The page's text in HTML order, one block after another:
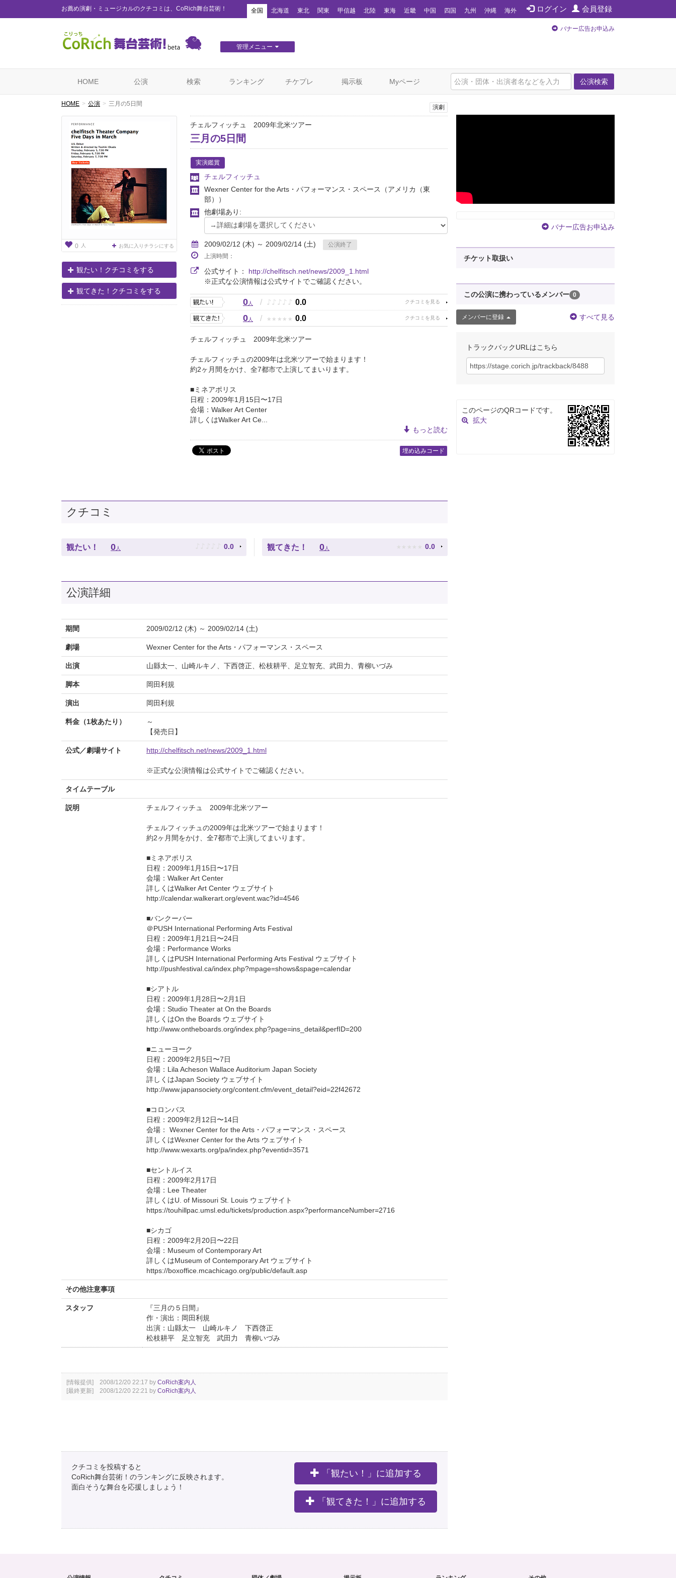
お薦め演劇・ミュージカルのクチコミは、CoRich舞台芸術！ ログイン 会員登録
全国 北海道 東北 関東 甲信越 北陸 東海 近畿 中国 四国 九州 沖縄 海外
管理メニュー
バナー広告お申込み
公演検索
HOME 公演 検索 ランキング チケプレ 掲示板 Myページ
HOME 公演 三月の5日間
0 人 お気に入りチラシにする
観たい！クチコミをする
観てきた！クチコミをする
演劇
チェルフィッチュ 2009年北米ツアー
三月の5日間
実演鑑賞
チェルフィッチュ
Wexner Center for the Arts・パフォーマンス・スペース
（アメリカ（東
部））
他劇場あり:
2009/02/12 (木) ～ 2009/02/14 (土)
公演終了
上演時間：
公式サイト： http://chelfitsch.net/news/2009_1.html
※正式な公演情報は公式サイトでご確認ください。
0人 / ♪ ♪ ♪ ♪ ♪ 0.0
0人 / ★ ★ ★ ★ ★ 0.0
チェルフィッチュ 2009年北米ツアー
チェルフィッチュの2009年は北米ツアーで始まります！
約2ヶ月間をかけ、全7都市で上演してまいります。
■ミネアポリス
日程：2009年1月15日〜17日
会場：Walker Art Center
詳しくはWalker Art Ce...
もっと読む
埋め込みコード
クチコミ
観たい！ 0 人 ♪ ♪ ♪ ♪ ♪ 0.0 観てきた！ 0 人 ★ ★ ★ ★ ★ 0.0
公演詳細
期間 2009/02/12 (木) ～ 2009/02/14 (土)
劇場 Wexner Center for the Arts・パフォーマンス・スペース
出演 山縣太一、山崎ルキノ、下西啓正、松枝耕平、足立智充、武田力、青柳いづみ
脚本 岡田利規
演出 岡田利規
料金（1枚あたり）
～
【発売日】
公式／劇場サイト http://chelfitsch.net/news/2009_1.html
※正式な公演情報は公式サイトでご確認ください。
タイムテーブル
説明 チェルフィッチュ 2009年北米ツアー
チェルフィッチュの2009年は北米ツアーで始まります！
約2ヶ月間をかけ、全7都市で上演してまいります。
■ミネアポリス
日程：2009年1月15日〜17日
会場：Walker Art Center
詳しくはWalker Art Center ウェブサイト
http://calendar.walkerart.org/event.wac?id=4546
■バンクーバー
＠PUSH International Performing Arts Festival
日程：2009年1月21日〜24日
会場：Performance Works
詳しくはPUSH International Performing Arts Festival ウェブサイト
http://pushfestival.ca/index.php?mpage=shows&spage=calendar
■シアトル
日程：2009年1月28日〜2月1日
会場：Studio Theater at On the Boards
詳しくはOn the Boards ウェブサイト
http://www.ontheboards.org/index.php?page=ins_detail&perfID=200
■ニューヨーク
日程：2009年2月5日〜7日
会場：Lila Acheson Wallace Auditorium Japan Society
詳しくはJapan Society ウェブサイト
http://www.japansociety.org/content.cfm/event_detail?eid=22f42672
■コロンバス
日程：2009年2月12日〜14日
会場： Wexner Center for the Arts・パフォーマンス・スペース
詳しくはWexner Center for the Arts ウェブサイト
http://www.wexarts.org/pa/index.php?eventid=3571
■セントルイス
日程：2009年2月17日
会場：Lee Theater
詳しくはU. of Missouri St. Louis ウェブサイト
https://touhillpac.umsl.edu/tickets/production.aspx?performanceNumber=2716
■シカゴ
日程：2009年2月20日〜22日
会場：Museum of Contemporary Art
詳しくはMuseum of Contemporary Art ウェブサイト
https://boxoffice.mcachicago.org/public/default.asp
その他注意事項
スタッフ
『三月の５日間』
作・演出：岡田利規
出演：山縣太一 山崎ルキノ 下西啓正
松枝耕平 足立智充 武田力 青柳いづみ
[情報提供] 2008/12/20 22:17 by CoRich案内人
[最終更新] 2008/12/20 22:21 by CoRich案内人
クチコミを投稿すると
CoRich舞台芸術！のランキングに反映されます。
面白そうな舞台を応援しましょう！
「観たい！」に追加する
「観てきた！」に追加する
バナー広告お申込み
チケット取扱い
この公演に携わっているメンバー 0
メンバーに登録 すべて見る
トラックバックURLはこちら
このページのQRコードです。
拡大